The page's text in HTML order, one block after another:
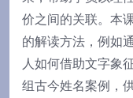
价之间的关联。本
的解读方法，例如
人如何借助文字象
组古今姓名案例，